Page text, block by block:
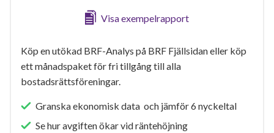
Visa exempelrapport
Köp en utökad BRF-Analys på BRF Fjällsidan eller köp
ett månadspaket för fri tillgång till alla
bostadsrättsföreningar.
Granska ekonomisk data och jämför 6 nyckeltal
Se hur avgiften ökar vid räntehöjning